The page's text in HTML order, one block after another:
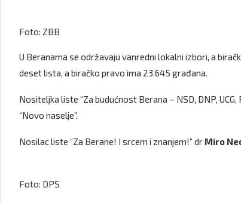
Foto: ZBB
U Beranama se održavaju vanredni lokalni izbori, a
deset lista, a biračko pravo ima 23.645 građana.
Nositeljka liste “Za budućnost Berana – NSD, DNP, UCG,
“Novo naselje”.
Nosilac liste “Za Berane! I srcem i znanjem!” dr Miro
Foto: DPS